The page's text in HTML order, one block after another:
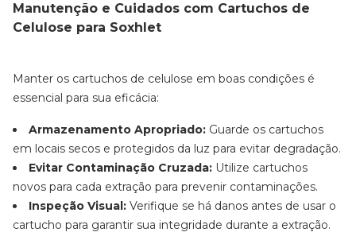
Manutenção e Cuidados com Cartuchos de
Celulose para Soxhlet
Manter os cartuchos de celulose em boas condições é
essencial para sua eficácia:
Armazenamento Apropriado: Guarde os cartuchos
em locais secos e protegidos da luz para evitar degradação.
Evitar Contaminação Cruzada: Utilize cartuchos
novos para cada extração para prevenir contaminações.
Inspeção Visual: Verifique se há danos antes de usar o
cartucho para garantir sua integridade durante a extração.